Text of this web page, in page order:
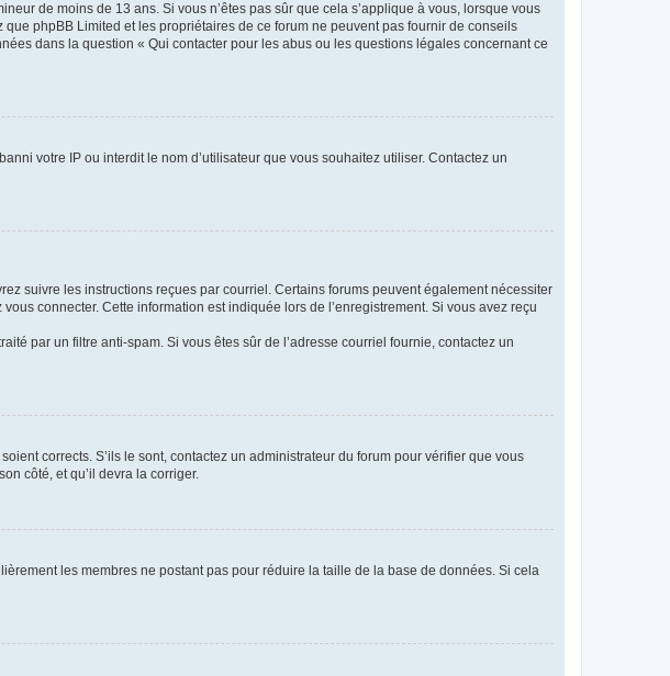
de moins de 13 ans. Si vous n’êtes pas sûr que cela s’applique à vous, lorsque vous
phpBB Limited et les propriétaires de ce forum ne peuvent pas fournir de conseils
dans la question « Qui contacter pour les abus ou les questions légales concernant ce
votre IP ou interdit le nom d’utilisateur que vous souhaitez utiliser. Contactez un
suivre les instructions reçues par courriel. Certains forums peuvent également nécessiter
connecter. Cette information est indiquée lors de l’enregistrement. Si vous avez reçu
par un filtre anti-spam. Si vous êtes sûr de l’adresse courriel fournie, contactez un
corrects. S’ils le sont, contactez un administrateur du forum pour vérifier que vous
côté, et qu’il devra la corriger.
les membres ne postant pas pour réduire la taille de la base de données. Si cela